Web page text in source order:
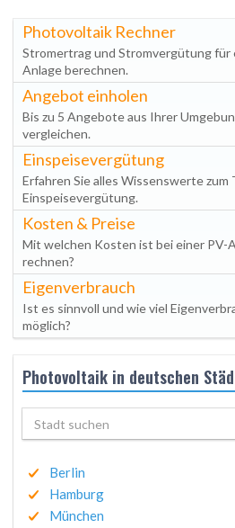
Photovoltaik Rechner
Stromertrag und Stromvergütung für
Anlage berechnen.
Angebot einholen
Bis zu 5 Angebote aus Ihrer
vergleichen.
Einspeisevergütung
Erfahren Sie alles Wissenswerte zum
Einspeisevergütung.
Kosten & Preise
Mit welchen Kosten ist bei einer PV-
rechnen?
Eigenverbrauch
Ist es sinnvoll und wie viel
möglich?
Photovoltaik in deutschen
Berlin
Hamburg
München